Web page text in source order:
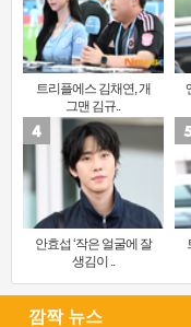
트리플에스 김채연, 개
그맨 김규..
안효섭 ‘작은 얼굴에 잘
생김이 ..
깜짝 뉴스